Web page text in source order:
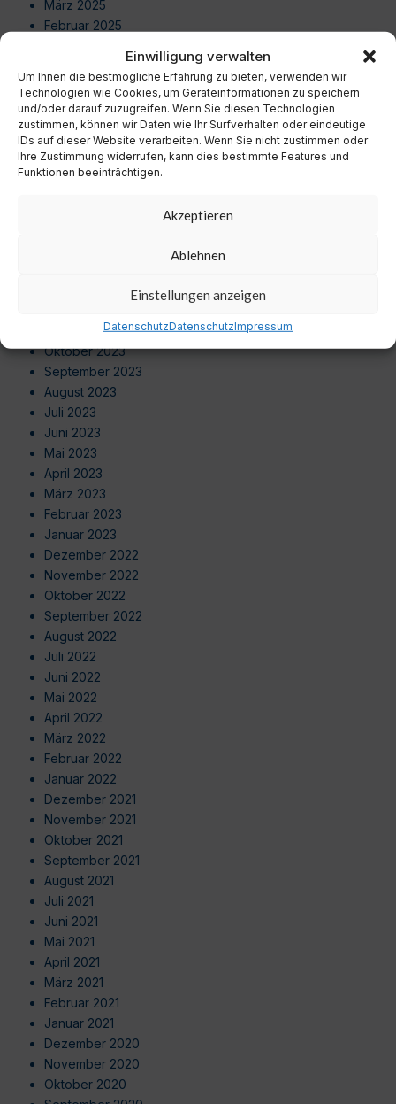
Einwilligung verwalten
Um Ihnen die bestmögliche Erfahrung zu bieten, verwenden wir
Technologien wie Cookies, um Geräteinformationen zu speichern
und/oder darauf zuzugreifen. Wenn Sie diesen Technologien
zustimmen, können wir Daten wie Ihr Surfverhalten oder eindeutige
IDs auf dieser Website verarbeiten. Wenn Sie nicht zustimmen oder
Ihre Zustimmung widerrufen, kann dies bestimmte Features und
Funktionen beeinträchtigen.
Akzeptieren
Ablehnen
Einstellungen anzeigen
DatenschutzDatenschutzImpressum
März 2025
Februar 2025
Dezember 2024
November 2024
Oktober 2024
September 2024
August 2024
Juli 2024
November 2023
Oktober 2023
September 2023
August 2023
Juli 2023
Juni 2023
Mai 2023
April 2023
März 2023
Februar 2023
Januar 2023
Dezember 2022
November 2022
Oktober 2022
September 2022
August 2022
Juli 2022
Juni 2022
Mai 2022
April 2022
März 2022
Februar 2022
Januar 2022
Dezember 2021
November 2021
Oktober 2021
September 2021
August 2021
Juli 2021
Juni 2021
Mai 2021
April 2021
März 2021
Februar 2021
Januar 2021
Dezember 2020
November 2020
Oktober 2020